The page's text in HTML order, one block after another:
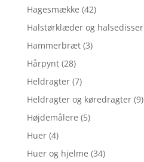
Hagesmække (42)
Halstørklæder og halsedisser
Hammerbræt (3)
Hårpynt (28)
Heldragter (7)
Heldragter og køredragter (9)
Højdemålere (5)
Huer (4)
Huer og hjelme (34)